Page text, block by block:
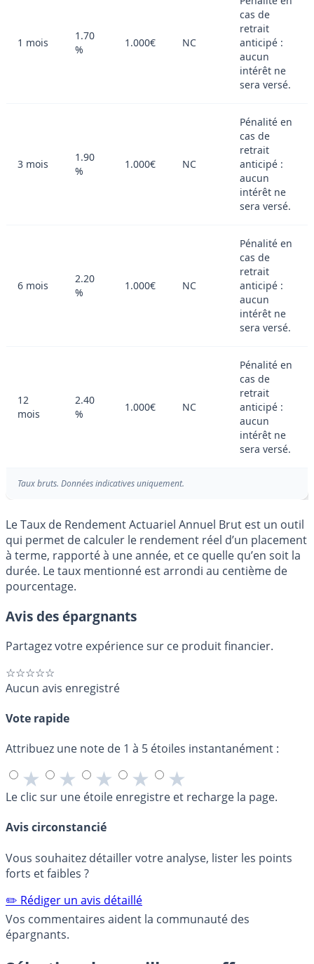
1 mois
1.70
%
1.000€ NC
cas de
retrait
anticipé :
aucun
intérêt ne
sera versé.
3 mois
1.90
%
1.000€ NC
Pénalité en
cas de
retrait
anticipé :
aucun
intérêt ne
sera versé.
6 mois
2.20
%
1.000€ NC
Pénalité en
cas de
retrait
anticipé :
aucun
intérêt ne
sera versé.
12
mois
2.40
%
1.000€ NC
Pénalité en
cas de
retrait
anticipé :
aucun
intérêt ne
sera versé.
Taux bruts. Données indicatives uniquement.
Le Taux de Rendement Actuariel Annuel Brut est un outil
qui permet de calculer le rendement réel d’un placement
à terme, rapporté à une année, et ce quelle qu’en soit la
durée. Le taux mentionné est arrondi au centième de
pourcentage.
Avis des épargnants
Partagez votre expérience sur ce produit financier.
☆☆☆☆☆
Aucun avis enregistré
Vote rapide
Attribuez une note de 1 à 5 étoiles instantanément :
★ ★ ★ ★ ★
Le clic sur une étoile enregistre et recharge la page.
Avis circonstancié
Vous souhaitez détailler votre analyse, lister les points
forts et faibles ?
✏️ Rédiger un avis détaillé
Vos commentaires aident la communauté des
épargnants.